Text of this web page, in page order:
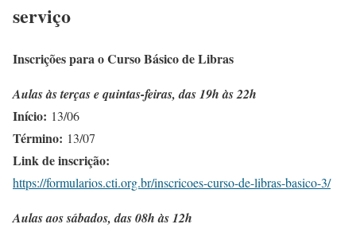
serviço
Inscrições para o Curso Básico de Libras
Aulas às terças e quintas-feiras, das 19h às 22h
Início: 13/06
Término: 13/07
Link de inscrição:
https://formularios.cti.org.br/inscricoes-curso-de-libras-basico-3/
Aulas aos sábados, das 08h às 12h